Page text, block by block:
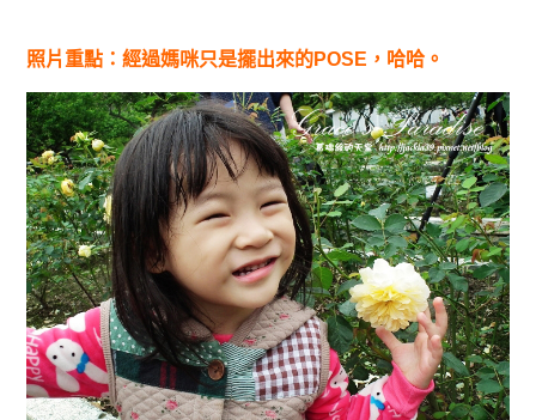
照片重點：經過媽咪只是擺出來的POSE，哈哈。